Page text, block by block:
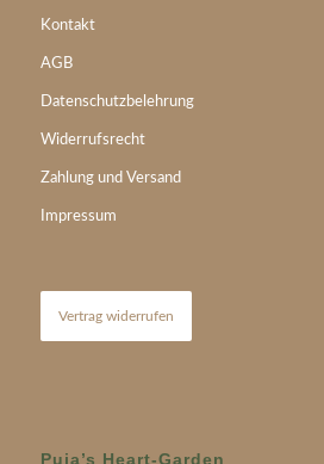
Kontakt
AGB
Datenschutzbelehrung
Widerrufsrecht
Zahlung und Versand
Impressum
Vertrag widerrufen
Puja’s Heart-Garden